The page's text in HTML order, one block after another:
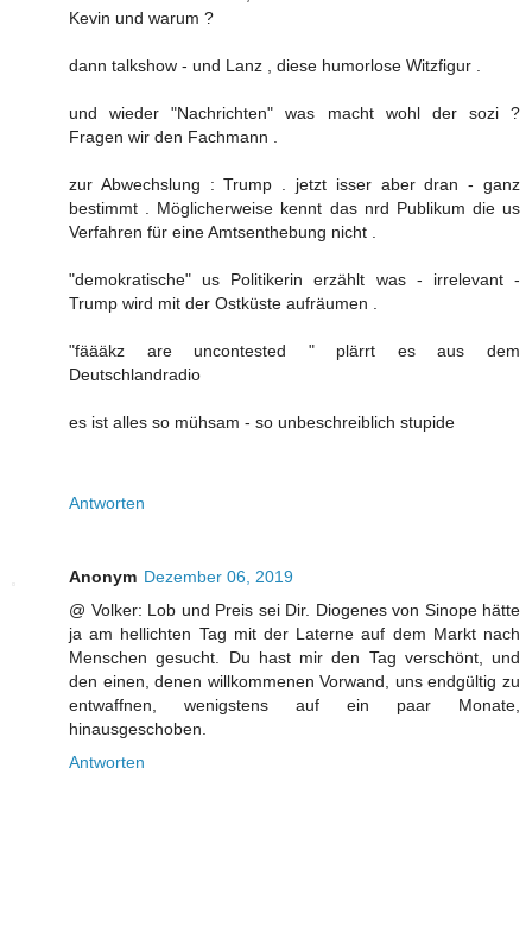
Kevin und warum ?
dann talkshow - und Lanz , diese humorlose Witzfigur .
und wieder "Nachrichten" was macht wohl der sozi ?
Fragen wir den Fachmann .
zur Abwechslung : Trump . jetzt isser aber dran - ganz
bestimmt . Möglicherweise kennt das nrd Publikum die us
Verfahren für eine Amtsenthebung nicht .
"demokratische" us Politikerin erzählt was - irrelevant -
Trump wird mit der Ostküste aufräumen .
"fäääkz are uncontested " plärrt es aus dem
Deutschlandradio
es ist alles so mühsam - so unbeschreiblich stupide
Antworten
Anonym Dezember 06, 2019
@ Volker: Lob und Preis sei Dir. Diogenes von Sinope hätte
ja am hellichten Tag mit der Laterne auf dem Markt nach
Menschen gesucht. Du hast mir den Tag verschönt, und
den einen, denen willkommenen Vorwand, uns endgültig zu
entwaffnen, wenigstens auf ein paar Monate,
hinausgeschoben.
Antworten